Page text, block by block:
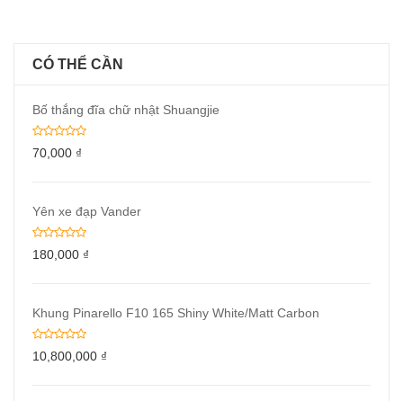
CÓ THỂ CẦN
Bố thắng đĩa chữ nhật Shuangjie
70,000 ₫
Yên xe đạp Vander
180,000 ₫
Khung Pinarello F10 165 Shiny White/Matt Carbon
10,800,000 ₫